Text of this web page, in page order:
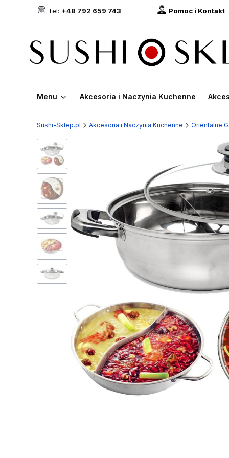
Tel: +48 792 659 743 Pomoc i Kontakt
Menu Akcesoria i Naczynia Kuchenne
Sushi-Sklep.pl Akcesoria i Naczynia Kuchenne Orientalne